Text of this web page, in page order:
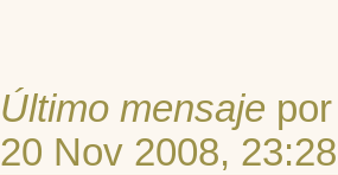
Último mensaje
20 Nov 2008, 23:28